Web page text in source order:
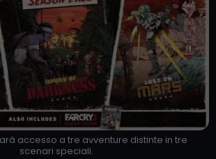
accesso a tre avventure distinte in tre
scenari speciali.